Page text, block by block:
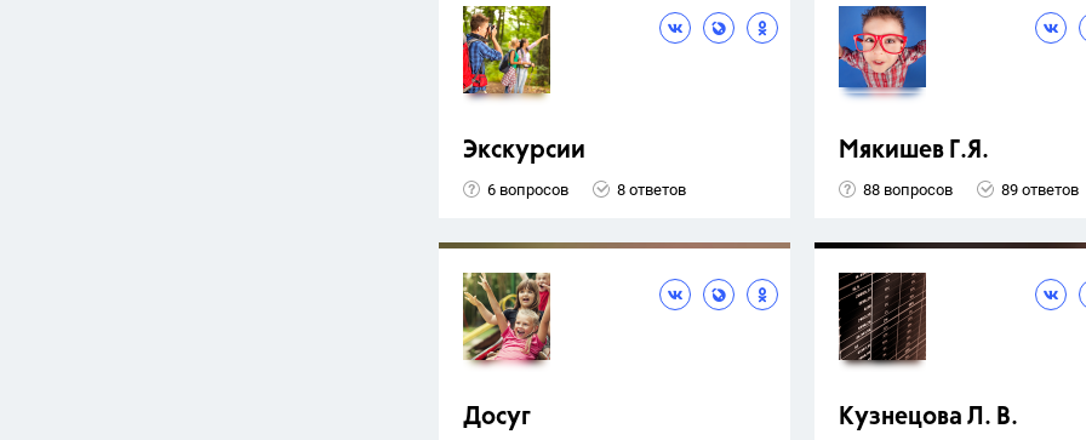
Экскурсии
6 вопросов 8 ответов
Мякишев Г.Я.
88 вопросов 89 ответов
Досуг Кузнецова Л. В.